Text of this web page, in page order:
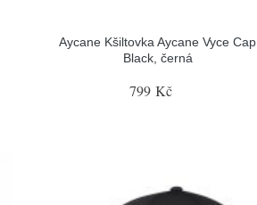
Aycane Kšiltovka Aycane Vyce Cap
Black, černá
799 Kč